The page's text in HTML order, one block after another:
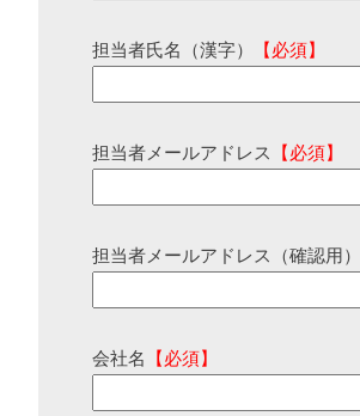
担当者氏名（漢字） 【必須】
担当者メールアドレス 【必須】
担当者メールアドレス（確認用）
会社名 【必須】